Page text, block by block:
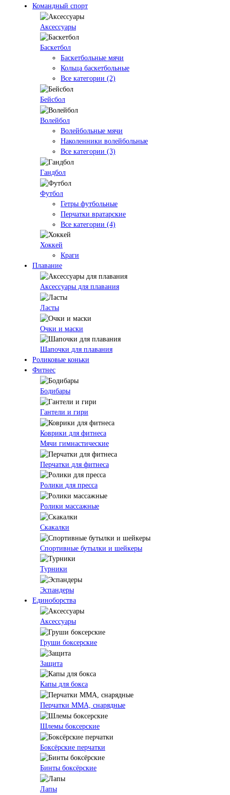
Командный спорт
Аксессуары
Баскетбол
Баскетбольные мячи
Кольца баскетбольные
Все категории (2)
Бейсбол
Волейбол
Волейбольные мячи
Наколенники волейбольные
Все категории (3)
Гандбол
Футбол
Гетры футбольные
Перчатки вратарские
Все категории (4)
Хоккей
Краги
Плавание
Аксессуары для плавания
Ласты
Очки и маски
Шапочки для плавания
Роликовые коньки
Фитнес
Бодибары
Гантели и гири
Коврики для фитнеса
Мячи гимнастические
Перчатки для фитнеса
Ролики для пресса
Ролики массажные
Скакалки
Спортивные бутылки и шейкеры
Турники
Эспандеры
Единоборства
Аксессуары
Груши боксерские
Защита
Капы для бокса
Перчатки ММА, снарядные
Шлемы боксерские
Боксёрские перчатки
Бинты боксёрские
Лапы